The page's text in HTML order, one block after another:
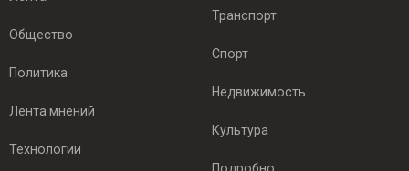
Общество
Политика
Лента мнений
Технологии
Транспорт
Спорт
Недвижимость
Культура